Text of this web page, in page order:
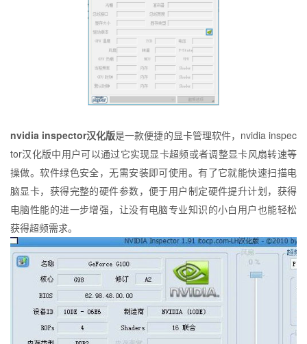
nvidia inspector汉化版是一款便捷的显卡管理软件，nvidia inspec
tor汉化版中用户可以通过它实现显卡超频或者调整显卡风扇转速等
操做。软件绿色安全，无需安装即可使用。有了它就能快速扫描电
脑显卡，获得完整的硬件参数，便于用户制定硬件提升计划，获得
电脑性能的进一步增强，让没有电脑专业知识的小白用户也能轻松
获得超频需求。